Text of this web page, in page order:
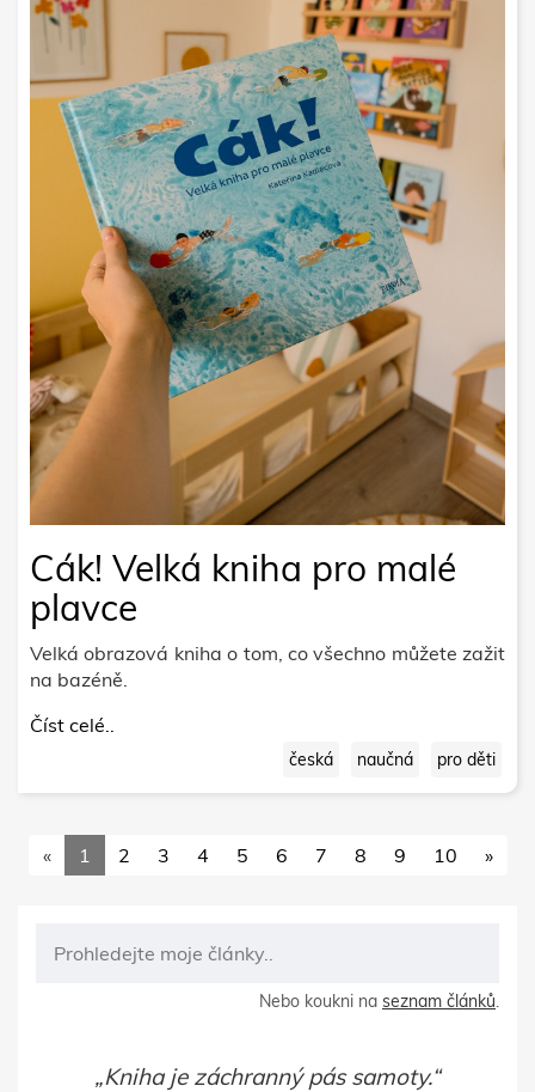
Cák! Velká kniha pro malé
plavce
Velká obrazová kniha o tom, co všechno můžete zažit
na bazéně.
Číst celé..
česká naučná pro děti
« 1 2 3 4 5 6 7 8 9 10 »
Nebo koukni na seznam článků.
Kniha je záchranný pás samoty.